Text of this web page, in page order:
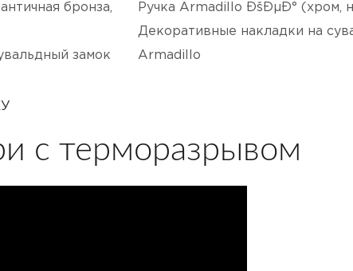
бронза,
замок
Ручка Armadillo ÐšÐµÐ° (хром,
Декоративные накладки на
Armadillo
с терморазрывом